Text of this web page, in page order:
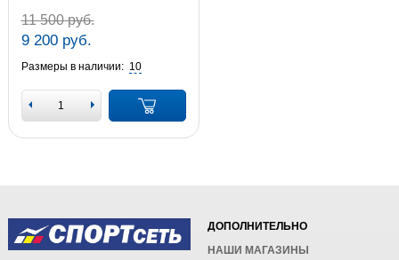
11 500 руб.
9 200 руб.
Размеры в наличии: 10
ДОПОЛНИТЕЛЬНО
НАШИ МАГАЗИНЫ